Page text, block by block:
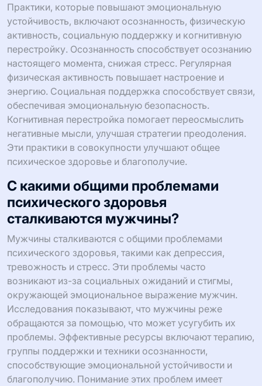
Практики, которые повышают эмоциональную
устойчивость, включают осознанность, физическую
активность, социальную поддержку и когнитивную
перестройку. Осознанность способствует осознанию
настоящего момента, снижая стресс. Регулярная
физическая активность повышает настроение и
энергию. Социальная поддержка способствует связи,
обеспечивая эмоциональную безопасность.
Когнитивная перестройка помогает переосмыслить
негативные мысли, улучшая стратегии преодоления.
Эти практики в совокупности улучшают общее
психическое здоровье и благополучие.
С какими общими проблемами
психического здоровья
сталкиваются мужчины?
Мужчины сталкиваются с общими проблемами
психического здоровья, такими как депрессия,
тревожность и стресс. Эти проблемы часто
возникают из-за социальных ожиданий и стигмы,
окружающей эмоциональное выражение мужчин.
Исследования показывают, что мужчины реже
обращаются за помощью, что может усугубить их
проблемы. Эффективные ресурсы включают терапию,
группы поддержки и техники осознанности,
способствующие эмоциональной устойчивости и
благополучию. Понимание этих проблем имеет